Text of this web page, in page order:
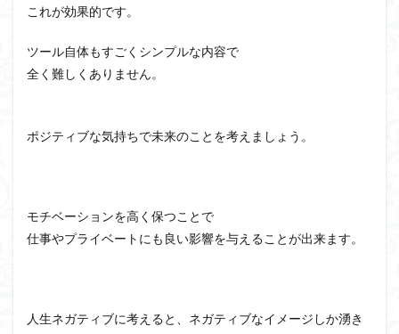
これが効果的です。
ツール自体もすごくシンプルな内容で
全く難しくありません。
ポジティブな気持ちで未来のことを考えましょう。
モチベーションを高く保つことで
仕事やプライベートにも良い影響を与えることが出来ます。
人生ネガティブに考えると、ネガティブなイメージしか湧き